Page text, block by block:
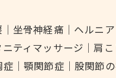
坐骨神経痛｜ヘルニ
ティマッサージ｜肩
｜顎関節症｜股関節